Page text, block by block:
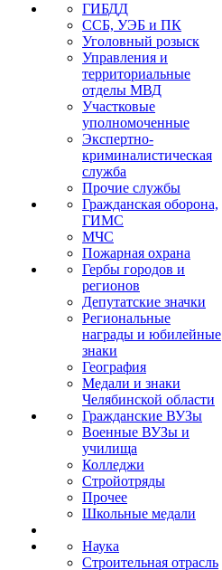
ГИБДД
ССБ, УЭБ и ПК
Уголовный розыск
Управления и
территориальные
отделы МВД
Участковые
уполномоченные
Экспертно-
криминалистическая
служба
Прочие службы
Гражданская оборона,
ГИМС
МЧС
Пожарная охрана
Гербы городов и
регионов
Депутатские значки
Региональные
награды и юбилейные
знаки
География
Медали и знаки
Челябинской области
Гражданские ВУЗы
Военные ВУЗы и
училища
Колледжи
Стройотряды
Прочее
Школьные медали
Наука
Строительная отрасль